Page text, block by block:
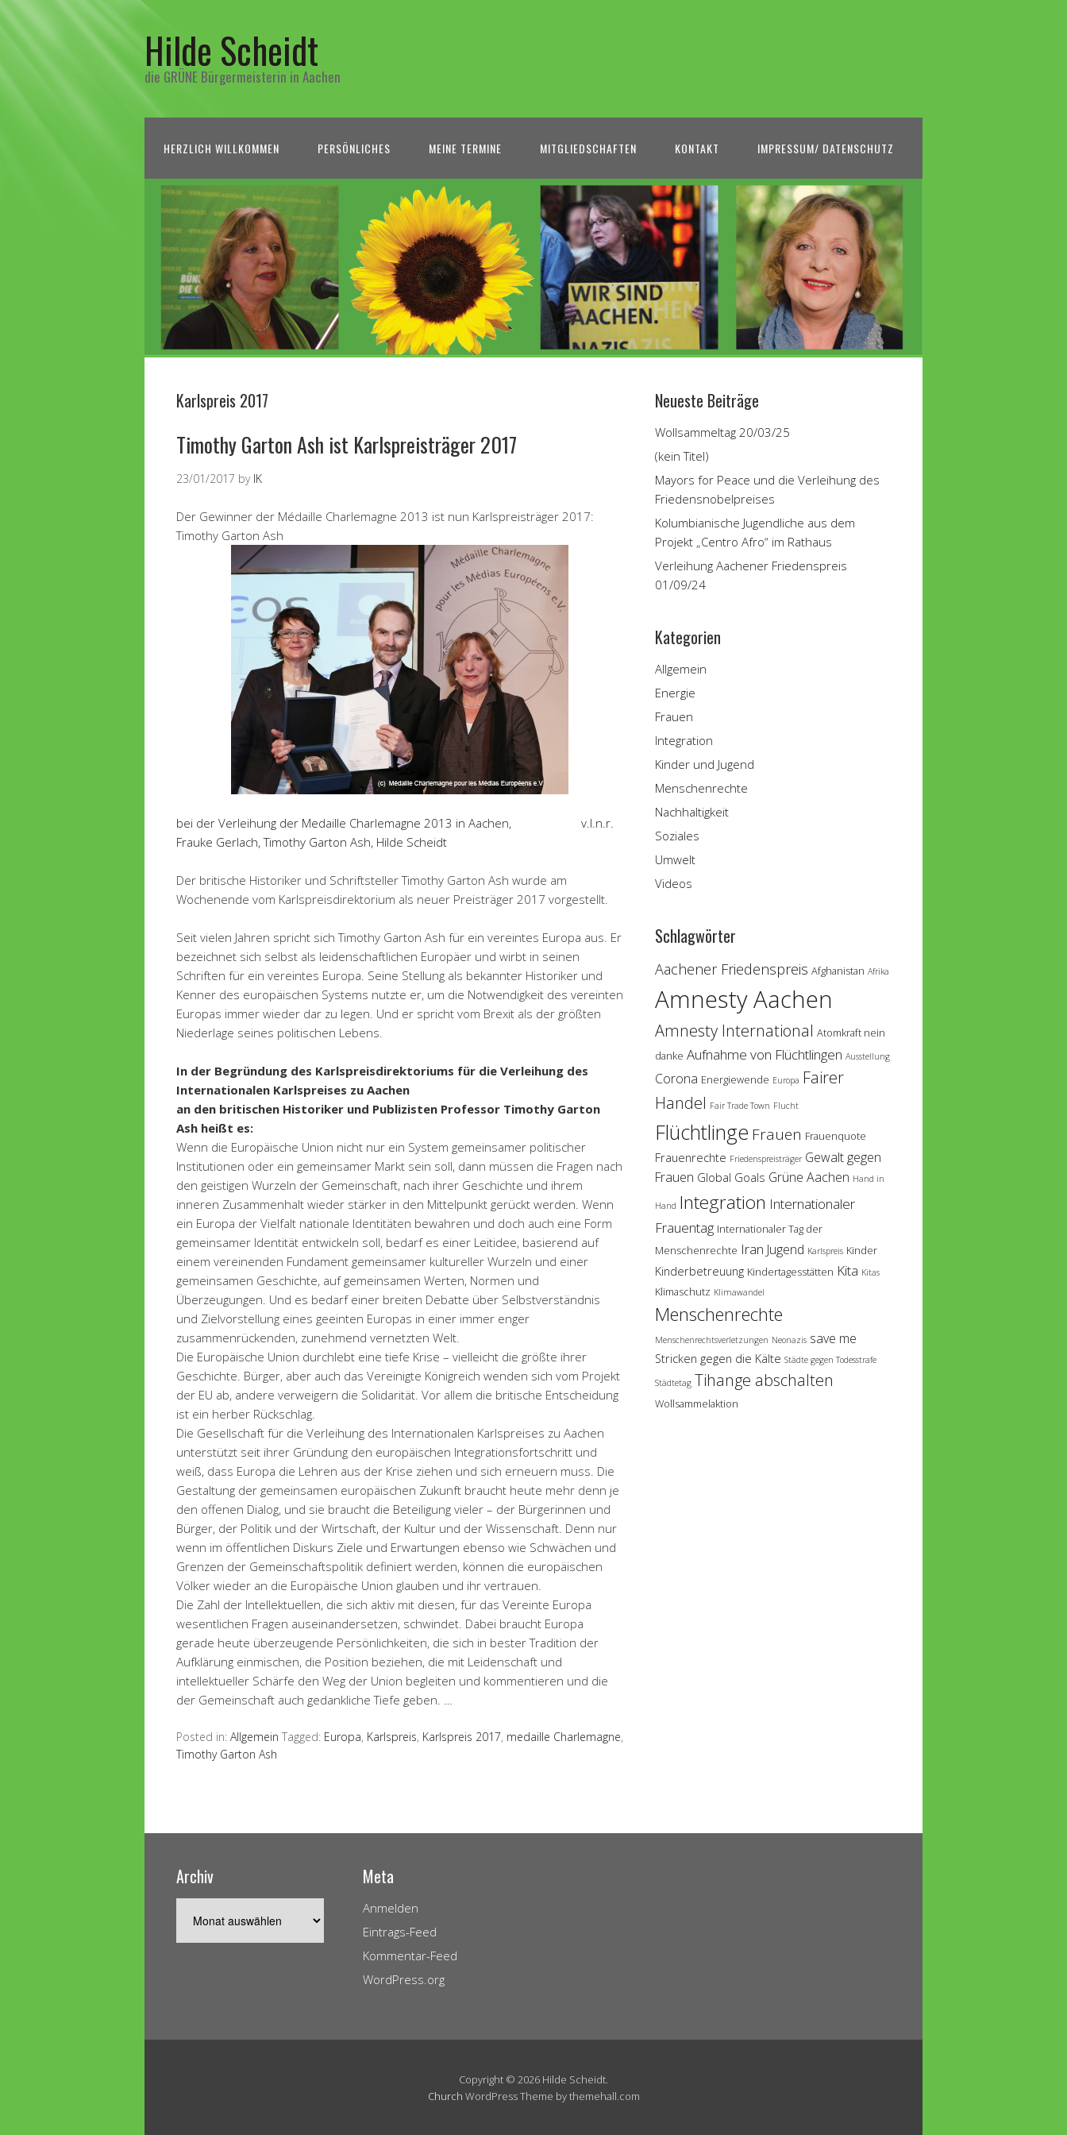
Hilde Scheidt
die GRÜNE Bürgermeisterin in Aachen
HERZLICH WILLKOMMEN PERSÖNLICHES MEINE TERMINE MITGLIEDSCHAFTEN KONTAKT IMPRESSUM/ DATENSCHUTZ
Karlspreis 2017
Timothy Garton Ash ist Karlspreisträger 2017
23/01/2017 by IK
Der Gewinner der Médaille Charlemagne 2013 ist nun Karlspreisträger 2017:
Timothy Garton Ash
bei der Verleihung der Medaille Charlemagne 2013 in Aachen, v.l.n.r.
Frauke Gerlach, Timothy Garton Ash, Hilde Scheidt
Der britische Historiker und Schriftsteller Timothy Garton Ash wurde am
Wochenende vom Karlspreisdirektorium als neuer Preisträger 2017 vorgestellt.
Seit vielen Jahren spricht sich Timothy Garton Ash für ein vereintes Europa aus. Er
bezeichnet sich selbst als leidenschaftlichen Europäer und wirbt in seinen
Schriften für ein vereintes Europa. Seine Stellung als bekannter Historiker und
Kenner des europäischen Systems nutzte er, um die Notwendigkeit des vereinten
Europas immer wieder dar zu legen. Und er spricht vom Brexit als der größten
Niederlage seines politischen Lebens.
In der Begründung des Karlspreisdirektoriums für die Verleihung des
Internationalen Karlspreises zu Aachen
an den britischen Historiker und Publizisten Professor Timothy Garton
Ash heißt es:
Wenn die Europäische Union nicht nur ein System gemeinsamer politischer
Institutionen oder ein gemeinsamer Markt sein soll, dann müssen die Fragen nach
den geistigen Wurzeln der Gemeinschaft, nach ihrer Geschichte und ihrem
inneren Zusammenhalt wieder stärker in den Mittelpunkt gerückt werden. Wenn
ein Europa der Vielfalt nationale Identitäten bewahren und doch auch eine Form
gemeinsamer Identität entwickeln soll, bedarf es einer Leitidee, basierend auf
einem vereinenden Fundament gemeinsamer kultureller Wurzeln und einer
gemeinsamen Geschichte, auf gemeinsamen Werten, Normen und
Überzeugungen. Und es bedarf einer breiten Debatte über Selbstverständnis
und Zielvorstellung eines geeinten Europas in einer immer enger
zusammenrückenden, zunehmend vernetzten Welt.
Die Europäische Union durchlebt eine tiefe Krise – vielleicht die größte ihrer
Geschichte. Bürger, aber auch das Vereinigte Königreich wenden sich vom Projekt
der EU ab, andere verweigern die Solidarität. Vor allem die britische Entscheidung
ist ein herber Rückschlag.
Die Gesellschaft für die Verleihung des Internationalen Karlspreises zu Aachen
unterstützt seit ihrer Gründung den europäischen Integrationsfortschritt und
weiß, dass Europa die Lehren aus der Krise ziehen und sich erneuern muss. Die
Gestaltung der gemeinsamen europäischen Zukunft braucht heute mehr denn je
den offenen Dialog, und sie braucht die Beteiligung vieler – der Bürgerinnen und
Bürger, der Politik und der Wirtschaft, der Kultur und der Wissenschaft. Denn nur
wenn im öffentlichen Diskurs Ziele und Erwartungen ebenso wie Schwächen und
Grenzen der Gemeinschaftspolitik definiert werden, können die europäischen
Völker wieder an die Europäische Union glauben und ihr vertrauen.
Die Zahl der Intellektuellen, die sich aktiv mit diesen, für das Vereinte Europa
wesentlichen Fragen auseinandersetzen, schwindet. Dabei braucht Europa
gerade heute überzeugende Persönlichkeiten, die sich in bester Tradition der
Aufklärung einmischen, die Position beziehen, die mit Leidenschaft und
intellektueller Schärfe den Weg der Union begleiten und kommentieren und die
der Gemeinschaft auch gedankliche Tiefe geben. …
Posted in: Allgemein Tagged: Europa, Karlspreis, Karlspreis 2017, medaille Charlemagne,
Timothy Garton Ash
Neueste Beiträge
Wollsammeltag 20/03/25
(kein Titel)
Mayors for Peace und die Verleihung des
Friedensnobelpreises
Kolumbianische Jugendliche aus dem
Projekt „Centro Afro“ im Rathaus
Verleihung Aachener Friedenspreis
01/09/24
Kategorien
Allgemein
Energie
Frauen
Integration
Kinder und Jugend
Menschenrechte
Nachhaltigkeit
Soziales
Umwelt
Videos
Schlagwörter
Aachener Friedenspreis Afghanistan Afrika
Amnesty Aachen
Amnesty International Atomkraft nein
danke Aufnahme von Flüchtlingen Ausstellung
Corona Energiewende Europa Fairer
Handel Fair Trade Town Flucht
Flüchtlinge Frauen Frauenquote
Frauenrechte Friedenspreisträger Gewalt gegen
Frauen Global Goals Grüne Aachen Hand in
Hand Integration Internationaler
Frauentag Internationaler Tag der
Menschenrechte Iran Jugend Karlspreis Kinder
Kinderbetreuung Kindertagesstätten Kita Kitas
Klimaschutz Klimawandel
Menschenrechte
Menschenrechtsverletzungen Neonazis save me
Stricken gegen die Kälte Städte gegen Todesstrafe
Städtetag Tihange abschalten
Wollsammelaktion
Archiv Meta
Anmelden
Eintrags-Feed
Kommentar-Feed
WordPress.org
Copyright © 2026 Hilde Scheidt.
Church WordPress Theme by themehall.com